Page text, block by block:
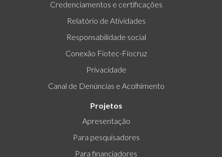
Credenciamentos e certificações
Relatório de Atividades
Responsabilidade social
Conexão Fiotec-Fiocruz
Privacidade
Canal de Denúncias e Acolhimento
Projetos
Apresentação
Para pesquisadores
Para financiadores